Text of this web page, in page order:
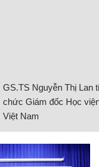
GS.TS Nguyễn Thị Lan
chức Giám đốc Học
Việt Nam